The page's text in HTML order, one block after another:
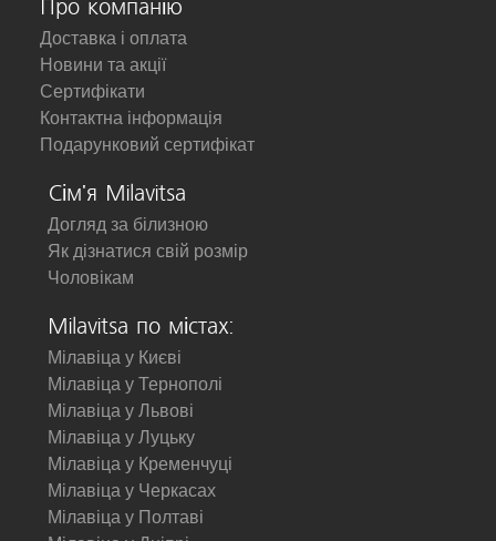
Про компанію
Доставка і оплата
Новини та акції
Сертифікати
Контактна інформація
Подарунковий сертифікат
Сім'я Milavitsa
Догляд за білизною
Як дізнатися свій розмір
Чоловікам
Milavitsa по містах:
Мілавіца у Києві
Мілавіца у Тернополі
Мілавіца у Львові
Мілавіца у Луцьку
Мілавіца у Кременчуці
Мілавіца у Черкасах
Мілавіца у Полтаві